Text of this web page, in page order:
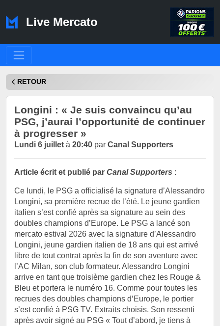
Live Mercato
RETOUR
Longini : « Je suis convaincu qu’au
PSG, j’aurai l’opportunité de continuer
à progresser »
Lundi 6 juillet à 20:40 par Canal Supporters
Article écrit et publié par Canal Supporters :
Ce lundi, le PSG a officialisé la signature d’Alessandro
Longini, sa première recrue de l’été. Le jeune gardien
italien s’est confié après sa signature au sein des
doubles champions d’Europe. Le PSG a lancé son
mercato estival 2026 avec la signature d’Alessandro
Longini, jeune gardien italien de 18 ans qui est arrivé
libre de tout contrat après la fin de son aventure avec
l’AC Milan, son club formateur. Alessandro Longini
arrive en tant que troisième gardien chez les Rouge &
Bleu et portera le numéro 16. Comme pour toutes les
recrues des doubles champions d‘Europe, le portier
s’est confié à PSG TV. Extraits choisis. Son ressenti
après avoir signé au PSG « Tout d’abord, je tiens à